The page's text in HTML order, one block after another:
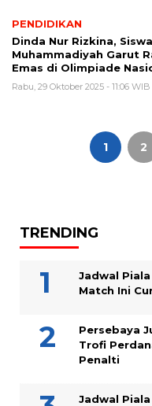
PENDIDIKAN
Dinda Nur Rizkina,
Muhammadiyah Garut
Emas di Olimpiade
Rabu, 29 Oktober 2025 - 11:06 WIB
Paginasi
1 2
TRENDING
Jadwal
Match Ini
Persebaya
Trofi
Penalti
Jadwal